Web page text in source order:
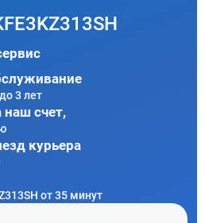
3 лет
наш счет,
курьера
от 35 минут